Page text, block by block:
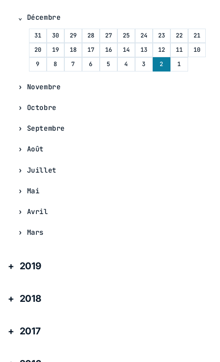
Décembre
31 30 29 28 27 25 24 23 22
21
20
19 18 17 16 14 13 12 11
10
9
8 7 6 5 4 3 2 1
Novembre
Octobre
Septembre
Août
Juillet
Mai
Avril
Mars
2019
2018
2017